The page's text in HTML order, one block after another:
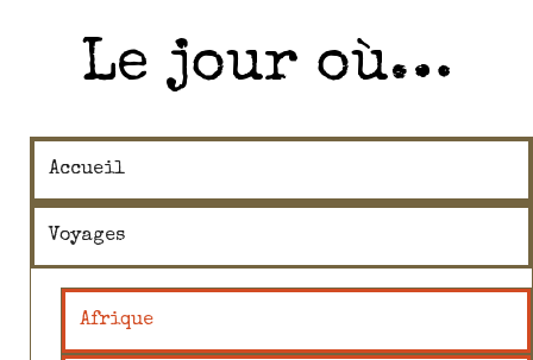
Le jour où…
Accueil
Voyages
Afrique